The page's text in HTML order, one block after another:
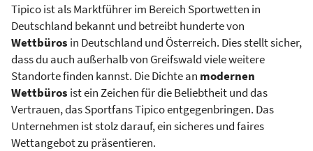
Tipico ist als Marktführer im Bereich Sportwetten in
Deutschland bekannt und betreibt hunderte von
Wettbüros in Deutschland und Österreich. Dies stellt sicher,
dass du auch außerhalb von Greifswald viele weitere
Standorte finden kannst. Die Dichte an modernen
Wettbüros ist ein Zeichen für die Beliebtheit und das
Vertrauen, das Sportfans Tipico entgegenbringen. Das
Unternehmen ist stolz darauf, ein sicheres und faires
Wettangebot zu präsentieren.